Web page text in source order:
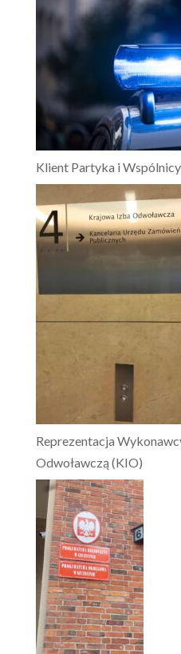
Klient Partyka i
Reprezentacja
Odwoławczą (KIO)